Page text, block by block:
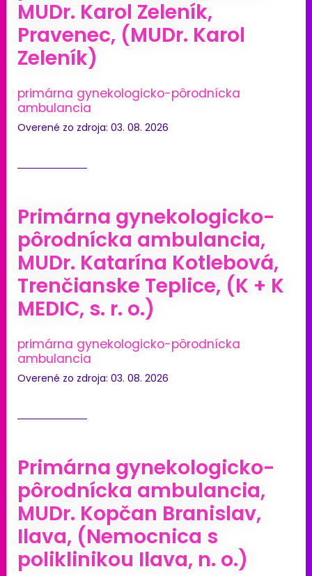
MUDr. Karol Zeleník,
Pravenec, (MUDr. Karol
Zeleník)
primárna gynekologicko-pôrodnícka
ambulancia
Overené zo zdroja: 03. 08. 2026
Primárna gynekologicko-
pôrodnícka ambulancia,
MUDr. Katarína Kotlebová,
Trenčianske Teplice, (K + K
MEDIC, s. r. o.)
primárna gynekologicko-pôrodnícka
ambulancia
Overené zo zdroja: 03. 08. 2026
Primárna gynekologicko-
pôrodnícka ambulancia,
MUDr. Kopčan Branislav,
Ilava, (Nemocnica s
poliklinikou Ilava, n. o.)